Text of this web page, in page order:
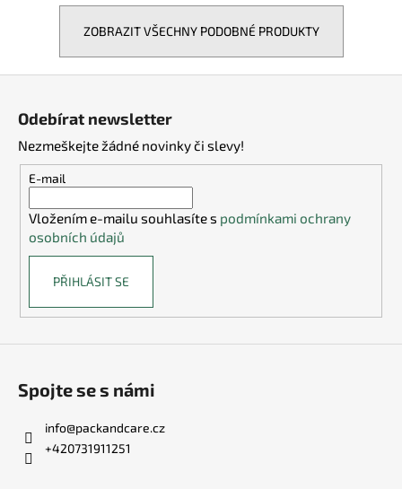
ZOBRAZIT VŠECHNY PODOBNÉ PRODUKTY
Odebírat newsletter
Nezmeškejte žádné novinky či slevy!
E-mail
Vložením e-mailu souhlasíte s podmínkami ochrany
osobních údajů
PŘIHLÁSIT SE
Spojte se s námi
info@packandcare.cz
+420731911251